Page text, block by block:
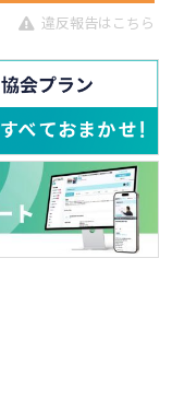
違反報告はこちら